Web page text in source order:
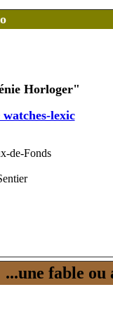
Horloger"
lexic
de-Fonds
...une fable ou